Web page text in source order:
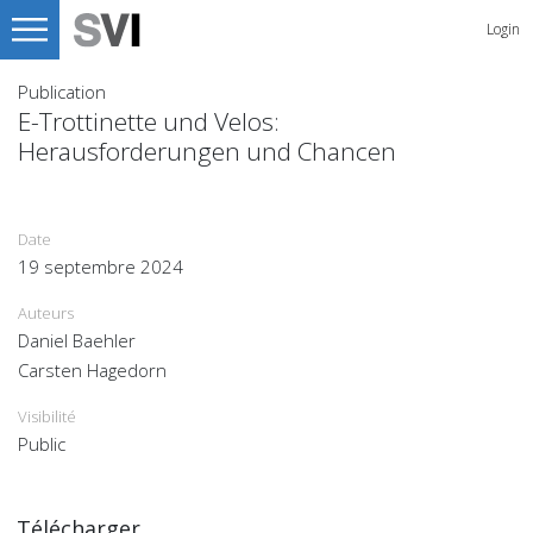
Login
Publication
E-Trottinette und Velos:
Herausforderungen und Chancen
Date
19 septembre 2024
Auteurs
Daniel Baehler
Carsten Hagedorn
Visibilité
Public